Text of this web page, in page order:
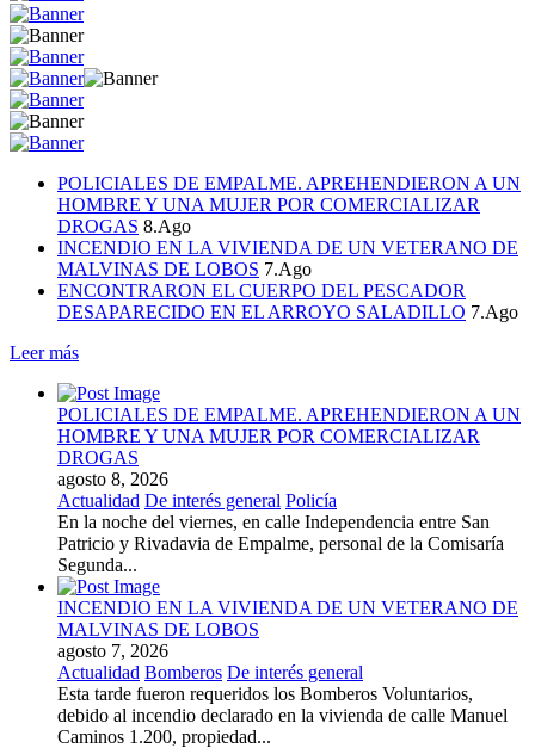
POLICIALES DE EMPALME. APREHENDIERON A UN
HOMBRE Y UNA MUJER POR COMERCIALIZAR
DROGAS 8.Ago
INCENDIO EN LA VIVIENDA DE UN VETERANO DE
MALVINAS DE LOBOS 7.Ago
ENCONTRARON EL CUERPO DEL PESCADOR
DESAPARECIDO EN EL ARROYO SALADILLO 7.Ago
Leer más
POLICIALES DE EMPALME. APREHENDIERON A UN
HOMBRE Y UNA MUJER POR COMERCIALIZAR
DROGAS
agosto 8, 2026
Actualidad De interés general Policía
En la noche del viernes, en calle Independencia entre San
Patricio y Rivadavia de Empalme, personal de la Comisaría
Segunda...
INCENDIO EN LA VIVIENDA DE UN VETERANO DE
MALVINAS DE LOBOS
agosto 7, 2026
Actualidad Bomberos De interés general
Esta tarde fueron requeridos los Bomberos Voluntarios,
debido al incendio declarado en la vivienda de calle Manuel
Caminos 1.200, propiedad...